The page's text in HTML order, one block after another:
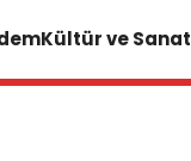
Kültür ve Sanat